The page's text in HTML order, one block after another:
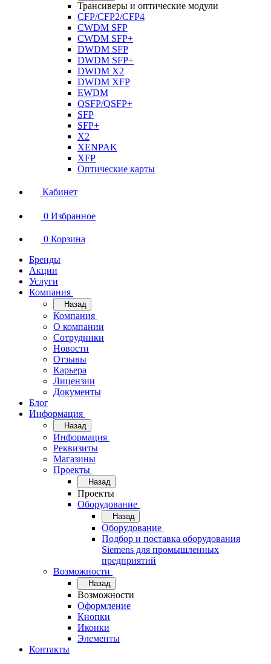
Трансиверы и оптические модули
CFP/CFP2/CFP4
CWDM SFP
CWDM SFP+
DWDM SFP
DWDM SFP+
DWDM X2
DWDM XFP
EWDM
QSFP/QSFP+
SFP
SFP+
X2
XENPAK
XFP
Оптические карты
Кабинет
0 Избранное
0 Корзина
Бренды
Акции
Услуги
Компания
Назад
Компания
О компании
Сотрудники
Новости
Отзывы
Карьера
Лицензии
Документы
Блог
Информация
Назад
Информация
Реквизиты
Магазины
Проекты
Назад
Проекты
Оборудование
Назад
Оборудование
Подбор и поставка оборудования
Siemens для промышленных
предприятий
Возможности
Назад
Возможности
Оформление
Кнопки
Иконки
Элементы
Контакты